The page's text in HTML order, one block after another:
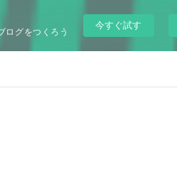
ログをつくろう
今すぐ試す